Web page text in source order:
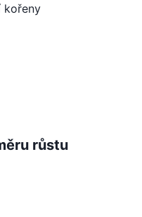
kořeny
růstu